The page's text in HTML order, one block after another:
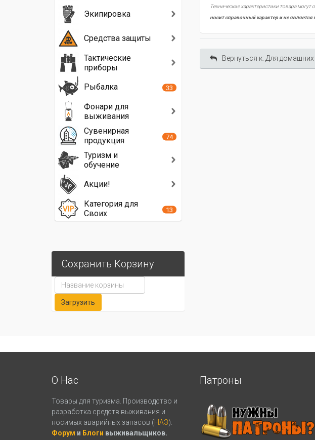
Технические характеристики товара
носит справочный характер и не
Вернуться к: Для
Экипировка
Средства защиты
Тактические
приборы
Рыбалка
33
Фонари для
выживания
Сувенирная
продукция
74
Туризм и
обучение
Акции!
Категория для
Своих
13
Сохранить Корзину
О Нас
Товары для туризма. Производство и
разработка средств выживания и
носимых аварийных запасов (НАЗ).
Форум и Блоги выживальщиков.
Патроны